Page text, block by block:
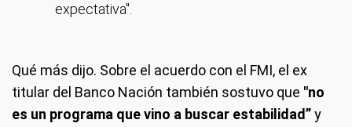
expectativa".
Qué más dijo. Sobre el acuerdo con el FMI, el ex
titular del Banco Nación también sostuvo que "no
es un programa que vino a buscar estabilidad”y